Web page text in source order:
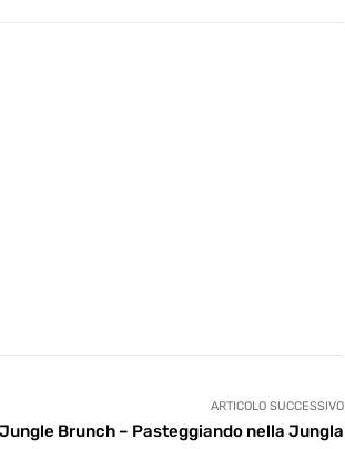
ARTICOLO SUCCESSIVO
Jungle Brunch – Pasteggiando nella Jungla